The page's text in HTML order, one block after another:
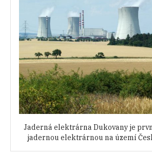
Jaderná elektrárna Dukovany je
jadernou elektrárnou na území